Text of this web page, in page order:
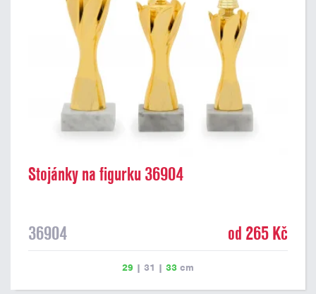
Stojánky na figurku 36904
36904 od 265 Kč
29 | 31 | 33 cm